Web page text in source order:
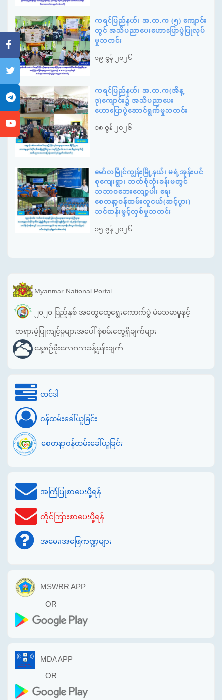
ကရင်ပြည်နယ်၊ အ.ထ.က (၅) ကျောင်း
တွင် အသိပညာပေးဟောပြောပွဲပြုလုပ်
မှုသတင်း
၁၉ ဇွန် ၂၀၂၆
ကရင်ပြည်နယ်၊ အ.ထ.က(အိန္
ဒု)ကျောင်း၌ အသိပညာပေး
ဟောပြောပွဲဆောင်ရွက်မှုသတင်း
၁၈ ဇွန် ၂၀၂၆
မော်လမြိုင်ကျွန်းမြို့နယ်၊ မရဲ့အုန်းပင်
စုကျေးရွာ၊ ဘတ်စုံသုံးခန်းမတွင်
သဘာဝဘေးလျော့ပါး ရေး
စေတနာ့ဝန်ထမ်းလူငယ်(ဆင့်ပွား)
သင်တန်းဖွင့်လှစ်မှုသတင်း
၁၅ ဇွန် ၂၀၂၆
Myanmar National Portal
၂၀၂၀ ပြည့်နှစ် အထွေထွေရွေးကောက်ပွဲ မဲမသမာမှုနှင့်
တရားမဲ့ပြုကျင့်မှုများအပေါ် စုံစမ်းတွေ့ရှိချက်များ
နေ့စဉ်မိုးလေဝသခန့်မှန်းချက်
တင်ဒါ
ဝန်ထမ်းခေါ်ယူခြင်း
စေတနာ့ဝန်ထမ်းခေါ်ယူခြင်း
အကြံပြုစာပေးပို့ရန်
တိုင်ကြားစာပေးပို့ရန်
အမေး၊အဖြေကဏ္ဍများ
MSWRR APP
OR
MDA APP
OR